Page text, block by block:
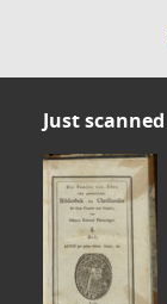
Just scanned